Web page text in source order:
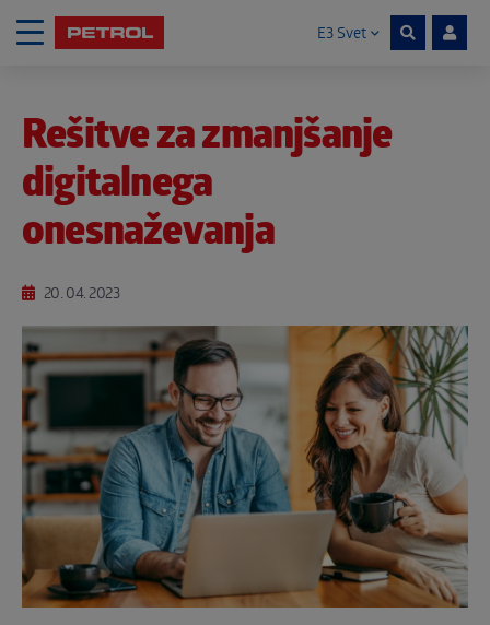
Skoči na vsebino E3 Svet
Rešitve za zmanjšanje
digitalnega
onesnaževanja
20. 04. 2023
Noga strani